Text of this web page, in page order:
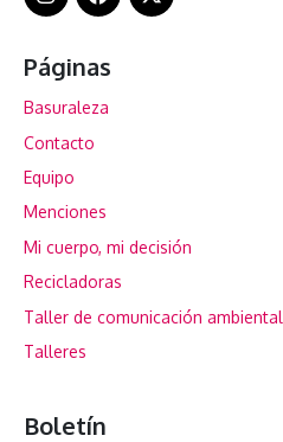
Páginas
Basuraleza
Contacto
Equipo
Menciones
Mi cuerpo, mi decisión
Recicladoras
Taller de comunicación ambiental
Talleres
Boletín